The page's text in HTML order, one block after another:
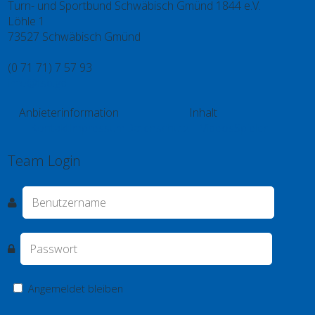
Turn- und Sportbund Schwäbisch Gmünd 1844 e.V.
Löhle 1
73527 Schwäbisch Gmünd
(0 71 71) 7 57 93
Anbieterinformation
Inhalt
Team Login
Angemeldet bleiben